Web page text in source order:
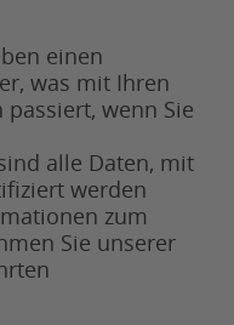
einen
was mit Ihren
wenn Sie
alle Daten, mit
werden
zum
Sie unserer